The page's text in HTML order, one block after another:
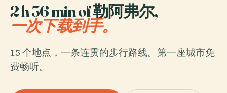
2 h 36 min of 勒阿弗尔,
一次下载到手。
15 个地点，一条连贯的步行路线。第一座城市免
费畅听。